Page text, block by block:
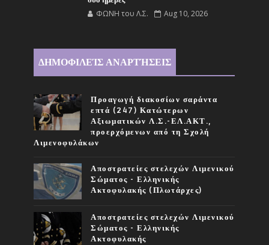
ΦΩΝΗ του Λ.Σ. Aug 10, 2026
ΔΗΜΟΦΙΛΕΊΣ ΑΝΑΡΤΉΣΕΙΣ
Προαγωγή διακοσίων σαράντα
επτά (247) Κατώτερων
Αξιωματικών Λ.Σ.-ΕΛ.ΑΚΤ.,
προερχόμενων από τη Σχολή
Λιμενοφυλάκων
Αποστρατείες στελεχών Λιμενικού
Σώματος - Ελληνικής
Ακτοφυλακής (Πλωτάρχες)
Αποστρατείες στελεχών Λιμενικού
Σώματος - Ελληνικής
Ακτοφυλακής